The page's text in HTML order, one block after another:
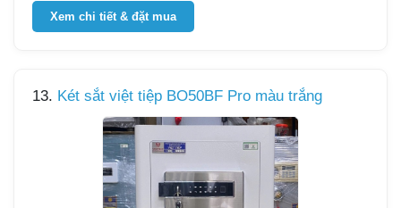
Xem chi tiết & đặt mua
13. Két sắt việt tiệp BO50BF Pro màu trắng